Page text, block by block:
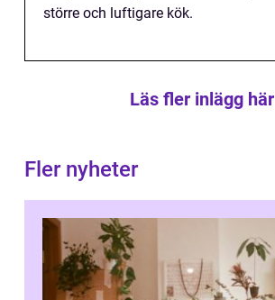
större och luftigare kök.
Läs fler inlägg här
Fler nyheter